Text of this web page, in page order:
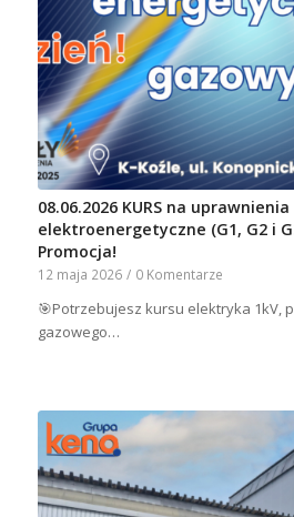
08.06.2026 KURS na uprawnienia
elektroenergetyczne (G1, G2 i
Promocja!
12 maja 2026 / 0 Komentarze
🎯Potrzebujesz kursu elektryka 1kV,
gazowego…